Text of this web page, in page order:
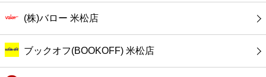
ホテル
(株)バロー 米松店
ブックオフ(BOOKOFF) 米松店